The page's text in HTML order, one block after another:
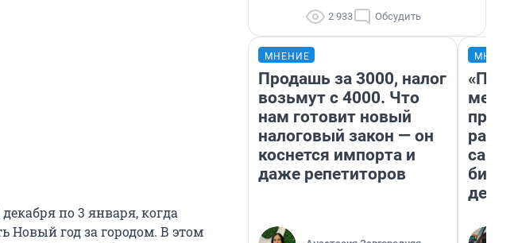
по 3 января, когда
Новый год за городом. В этом
2 933 Обсудить
МНЕНИЕ
Продашь за 3000, налог
возьмут с 4000. Что
нам готовит новый
налоговый закон — он
коснется импорта и
даже репетиторов